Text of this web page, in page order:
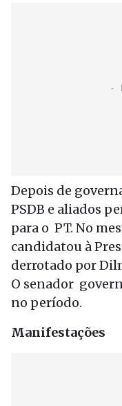
Depois de
PSDB e aliados
para o PT. No
candidatou à
derrotado por
O senador
no período.
Manifestações